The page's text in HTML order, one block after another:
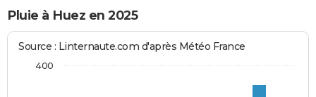
Pluie à Huez en 2025
Source : Linternaute.com d'après Météo France
400